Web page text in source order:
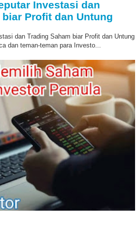
Investasi dan
Profit dan Untung
dan Trading Saham biar Profit dan Untung
dan teman-teman para Investo...